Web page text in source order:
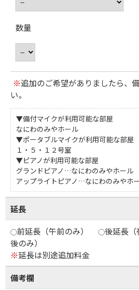
数量
※追加のご希望がありましたら、
い。
▼備付マイクが利用可能な部屋
なにわのみやホール
▼ポータブルマイクが利用可能な部屋
１・５・１２号室
▼ピアノが利用可能な部屋
グランドピアノ…なにわのみやホール
アップライトピアノ…なにわのみやホ
延長
前延長（午前のみ）
後延長
後のみ）
※延長は別途追加料金
備考欄